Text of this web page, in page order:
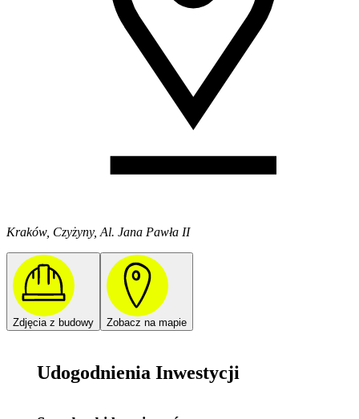
Kraków, Czyżyny, Al. Jana Pawła II
Zdjęcia z budowy Zobacz na mapie
Udogodnienia Inwestycji